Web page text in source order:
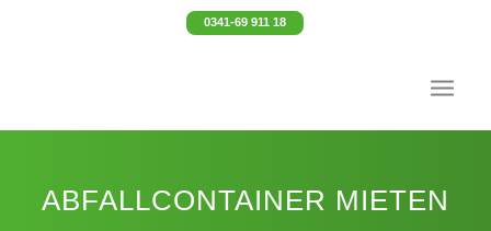
0341-69 911 18
ABFALLCONTAINER MIETEN